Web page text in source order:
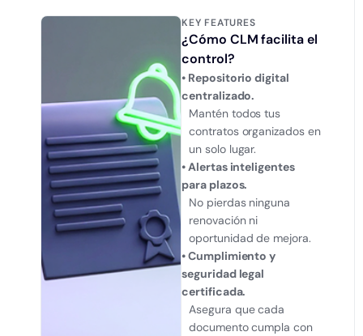
KEY FEATURES
¿Cómo CLM facilita el
control?
• Repositorio digital
centralizado.
Mantén todos tus
contratos organizados en
un solo lugar.
• Alertas inteligentes
para plazos.
No pierdas ninguna
renovación ni
oportunidad de mejora.
• Cumplimiento y
seguridad legal
certificada.
Asegura que cada
documento cumpla con